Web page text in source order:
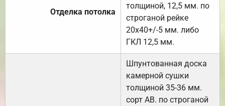
Отделка потолка
толщиной, 12,5 мм. по
строганой рейке
20х40+/-5 мм. либо
ГКЛ 12,5 мм.
Шпунтованная доска
камерной сушки
толщиной 35-36 мм.
сорт АВ. по строганой